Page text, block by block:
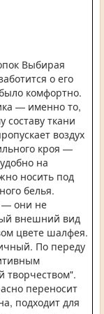
Выбирая
о его
комфортно.
— именно то,
составу ткани
воздух
кроя —
на
носить под
белья.
— они не
внешний вид
цвете шалфея.
По переду
творчеством".
переносит
подходит для